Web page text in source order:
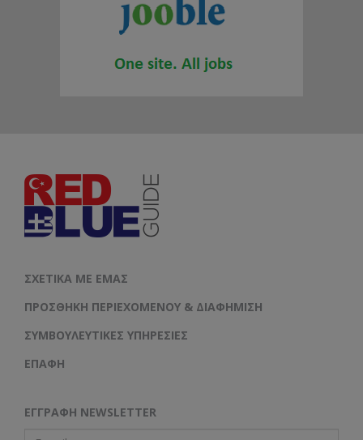
ΣΧΕΤΙΚΆ ΜΕ ΕΜΆΣ
ΠΡΟΣΘΉΚΗ ΠΕΡΙΕΧΟΜΈΝΟΥ & ΔΙΑΦΉΜΙΣΗ
ΣΥΜΒΟΥΛΕΥΤΙΚΈΣ ΥΠΗΡΕΣΊΕΣ
ΕΠΑΦΗ
ΕΓΓΡΑΦΉ NEWSLETTER